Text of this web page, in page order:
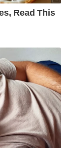
antara
bahawa
itu
aktiviti